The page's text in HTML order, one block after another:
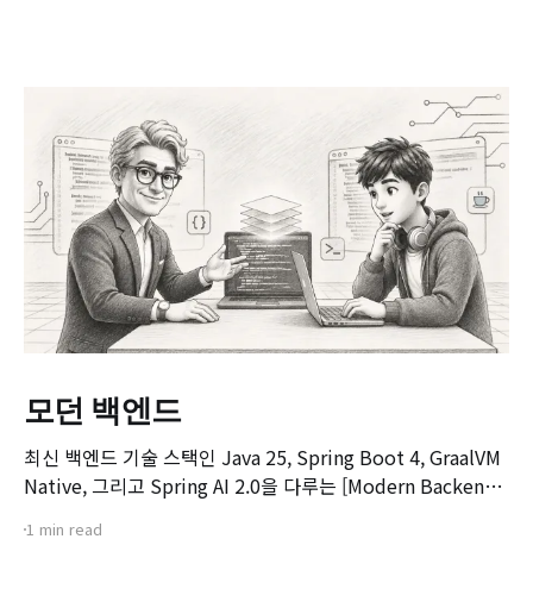
모던 백엔드
최신 백엔드 기술 스택인 Java 25, Spring Boot 4, GraalVM
Native, 그리고 Spring AI 2.0을 다루는 [Modern Backend]
존 Spring Boot 환경에서 서비스를 구축하고 배포해보신 개
1 min read